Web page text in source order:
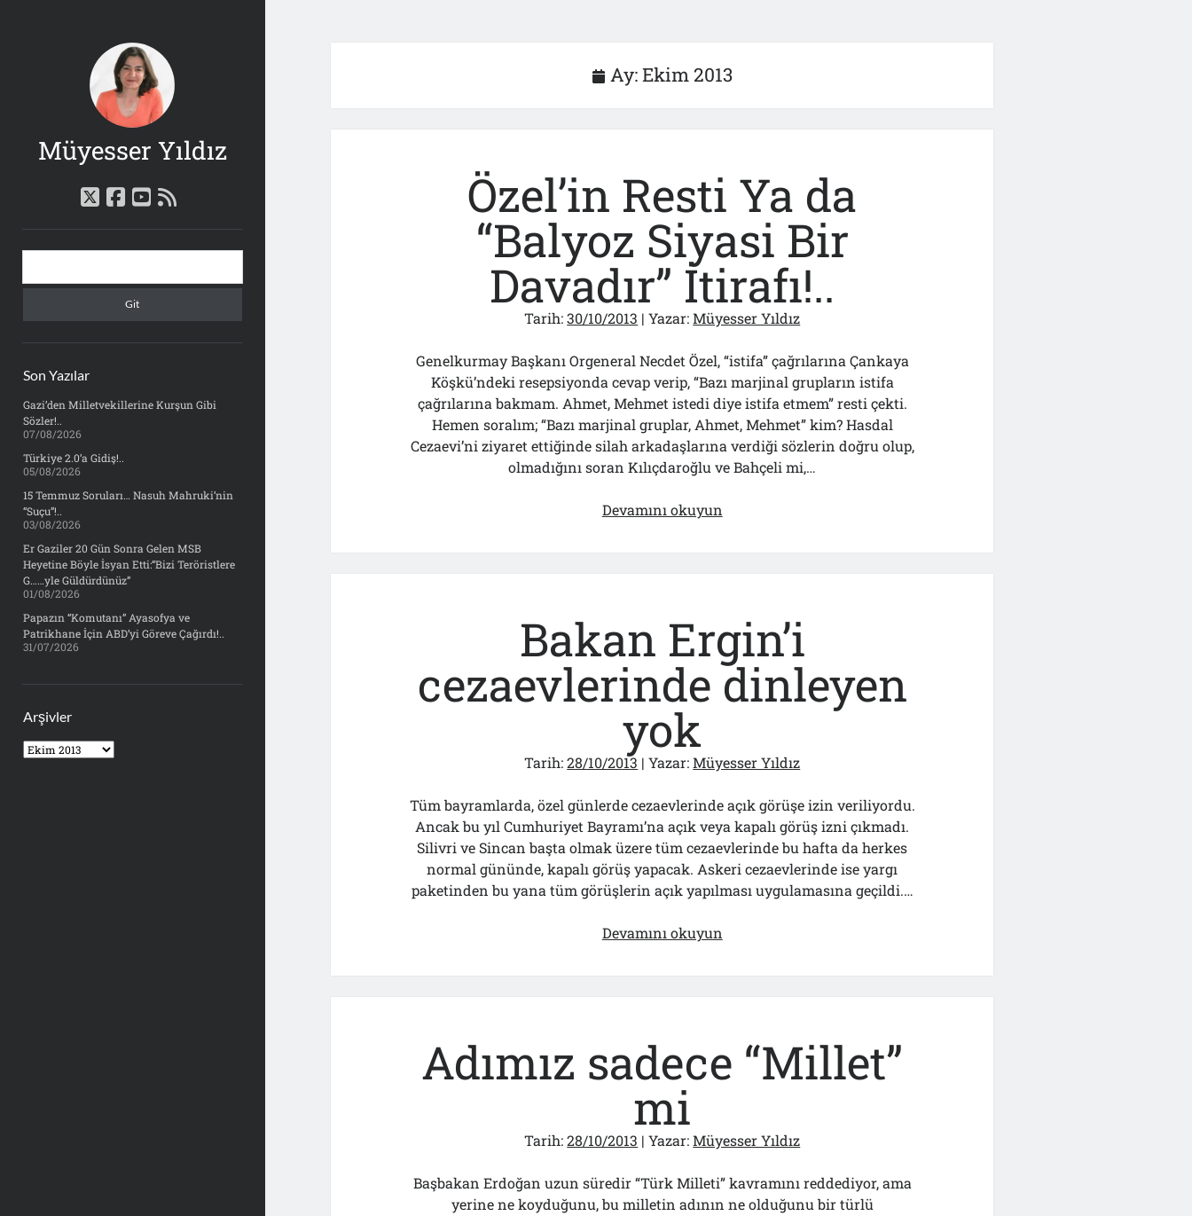
Müyesser Yıldız
twitter
facebook
youtube
rss
Yan
Menü
Son Yazılar
Gazi’den Milletvekillerine Kurşun Gibi
Sözler!..
07/08/2026
Türkiye 2.0’a Gidiş!..
05/08/2026
15 Temmuz Soruları… Nasuh Mahruki’nin
“Suçu”!..
03/08/2026
Er Gaziler 20 Gün Sonra Gelen MSB
Heyetine Böyle İsyan Etti:“Bizi Teröristlere
G……yle Güldürdünüz”
01/08/2026
Papazın “Komutanı” Ayasofya ve
Patrikhane İçin ABD’yi Göreve Çağırdı!..
31/07/2026
Arşivler
Arşivler
Ay:Ekim 2013
Özel’in Resti Ya da
“Balyoz Siyasi Bir
Davadır” İtirafı!..
Tarih:30/10/2013 | Yazar:Müyesser Yıldız
Genelkurmay Başkanı Orgeneral Necdet Özel, “istifa” çağrılarına Çankaya
Köşkü’ndeki resepsiyonda cevap verip, “Bazı marjinal grupların istifa
çağrılarına bakmam. Ahmet, Mehmet istedi diye istifa etmem” resti çekti.
Hemen soralım; “Bazı marjinal gruplar, Ahmet, Mehmet” kim? Hasdal
Cezaevi’ni ziyaret ettiğinde silah arkadaşlarına verdiği sözlerin doğru olup,
olmadığını soran Kılıçdaroğlu ve Bahçeli mi,…
Devamını okuyun
Bir
Davadır”
İtirafı!..
Bakan Ergin’i
cezaevlerinde dinleyen
yok
Tarih:28/10/2013 | Yazar:Müyesser Yıldız
Tüm bayramlarda, özel günlerde cezaevlerinde açık görüşe izin veriliyordu.
Ancak bu yıl Cumhuriyet Bayramı’na açık veya kapalı görüş izni çıkmadı.
Silivri ve Sincan başta olmak üzere tüm cezaevlerinde bu hafta da herkes
normal gününde, kapalı görüş yapacak. Askeri cezaevlerinde ise yargı
paketinden bu yana tüm görüşlerin açık yapılması uygulamasına geçildi.…
Devamını okuyun
Adımız sadece “Millet”
mi
Tarih:28/10/2013 | Yazar:Müyesser Yıldız
Başbakan Erdoğan uzun süredir “Türk Milleti” kavramını reddediyor, ama
yerine ne koyduğunu, bu milletin adının ne olduğunu bir türlü